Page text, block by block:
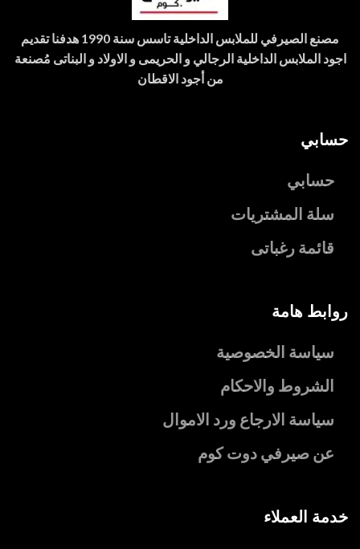
مصنع الصيرفي للملابس الداخلية تاسس سنة 1990 هدفنا تقديم
اجود الملابس الداخلية الرجالي و الحريمى و الاولاد و البناتى مُصنعة
من أجود الاقطان
حسابي
حسابي
سلة المشتريات
قائمة رغباتى
روابط هامة
سياسة الخصوصية
الشروط والاحكام
سياسة الارجاع ورد الاموال
عن صيرفي دوت كوم
خدمة العملاء